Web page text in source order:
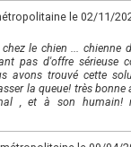
le 02/11/
le chien ... chienne
pas d'offre sérieuse
avons trouvé cette
la queue! très
, et à son humain!